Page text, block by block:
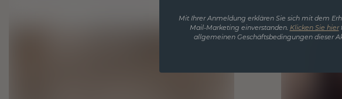
Mit Ihrer Anmeldung erklären Sie sich mit dem
Mail-Marketing einverstanden. Klicken Sie hier
allgemeinen Geschäftsbedingungen dieser